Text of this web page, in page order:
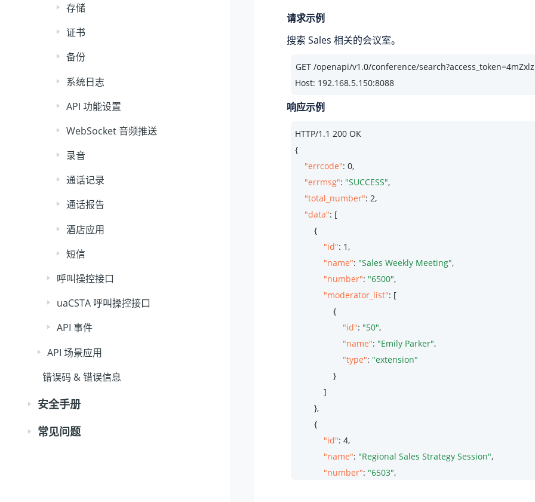
存储
证书
备份
系统日志
API 功能设置
WebSocket 音频推送
录音
通话记录
通话报告
酒店应用
短信
呼叫操控接口
uaCSTA 呼叫操控接口
API 事件
API 场景应用
错误码 & 错误信息
安全手册
常见问题
请求示例
搜索 Sales 相关的会议室。
Host: 192.168.5.150:8088
响应示例
HTTP/1.1 200 OK
{
"errcode": 0,
"errmsg": "SUCCESS",
"total_number": 2,
"data": [
        {
"id": 1,
"name": "Sales Weekly Meeting",
"number": "6500",
"moderator_list": [
                {
"id": "50",
"name": "Emily Parker",
"type": "extension"
                }
            ]
        },
        {
"id": 4,
"name": "Regional Sales Strategy Session",
"number": "6503",